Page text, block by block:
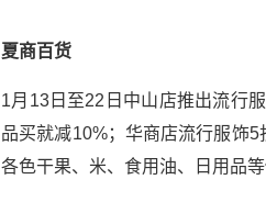
夏商百货
1月13日至22日中山店推出流行
品买就减10%；华商店流行服饰
各色干果、米、食用油、日用品等